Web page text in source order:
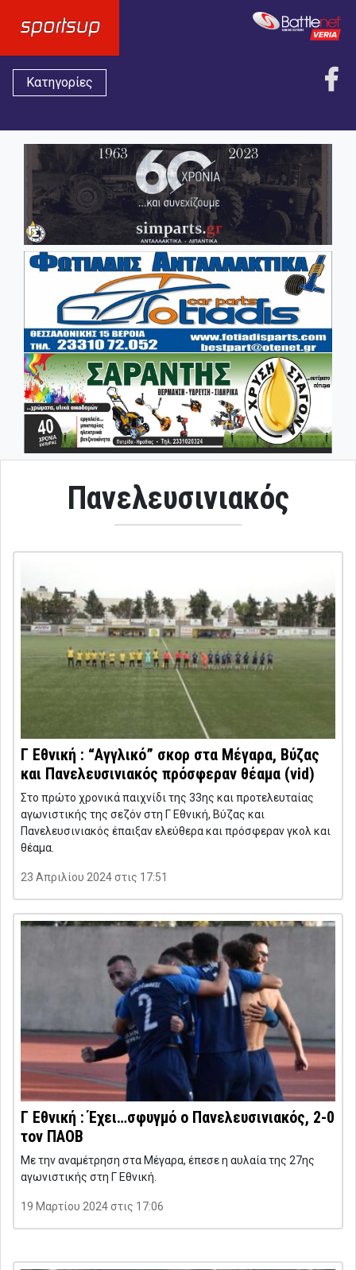
Κατηγορίες
Πανελευσινιακός
Γ Εθνική : “Αγγλικό” σκορ στα Μέγαρα, Βύζας
και Πανελευσινιακός πρόσφεραν θέαμα (vid)
Στο πρώτο χρονικά παιχνίδι της 33ης και προτελευταίας
αγωνιστικής της σεζόν στη Γ Εθνική, Βύζας και
Πανελευσινιακός έπαιξαν ελεύθερα και πρόσφεραν γκολ και
θέαμα.
23 Απριλίου 2024 στις 17:51
Γ Εθνική : Έχει…σφυγμό ο Πανελευσινιακός, 2-0
τον ΠΑΟΒ
Με την αναμέτρηση στα Μέγαρα, έπεσε η αυλαία της 27ης
αγωνιστικής στη Γ Εθνική.
19 Μαρτίου 2024 στις 17:06